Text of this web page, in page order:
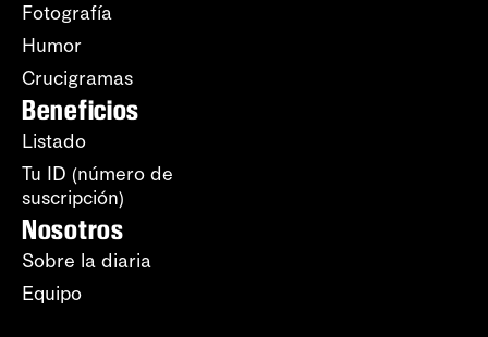
Fotografía
Humor
Crucigramas
Beneficios
Listado
Tu ID (número de
suscripción)
Nosotros
Sobre la diaria
Equipo